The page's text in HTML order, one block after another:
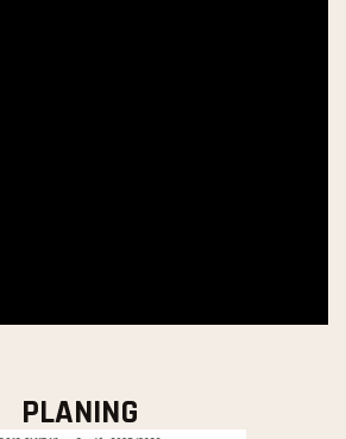
PLANING